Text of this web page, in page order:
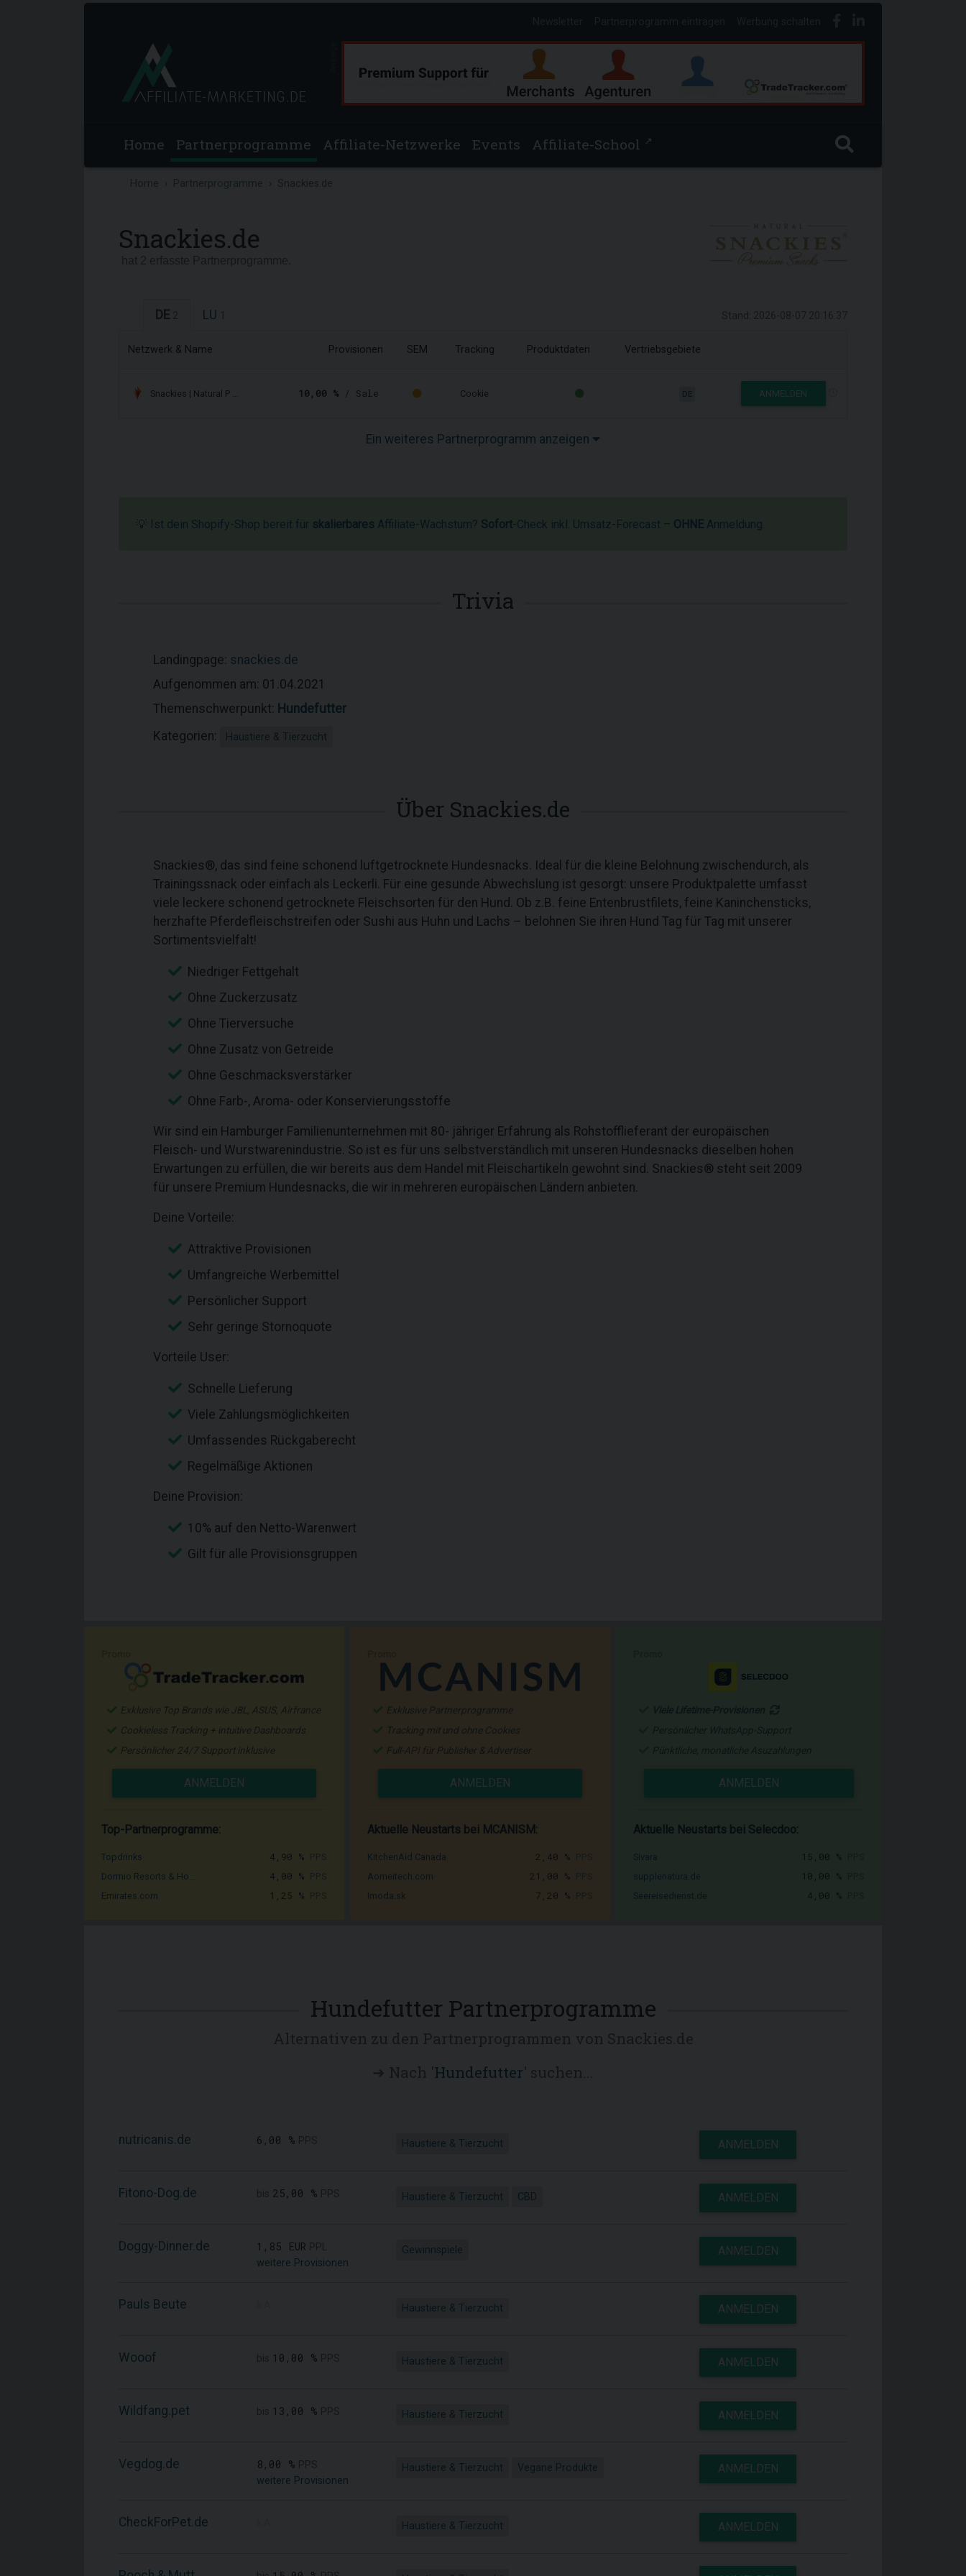
Home Partnerprogramme Affiliate-Netzwerke Events Affiliate-School ↗
Home Partnerprogramme
Snackies.de
DE LU
Netzwerk & Name Provisionen SEM Tracking Produktdaten Vertriebsgebiete
Snackies | Natural P … 10,00 % / Sale Cookie DE ANMELDEN
Ein weiteres Partnerprogramm anzeigen
💡 Ist dein Shopify-Shop bereit für skalierbares Affiliate-Wachstum? Sofort-Check inkl. Umsatz-Forecast – OHNE Anmeldung.
Trivia
Landingpage: snackies.de
Aufgenommen am: 01.04.2021
Themenschwerpunkt: Hundefutter
Kategorien:
Haustiere & Tierzucht
Über Snackies.de
Snackies®, das sind feine schonend luftgetrocknete Hundesnacks. Ideal für die kleine Belohnung zwischendurch, als
Trainingssnack oder einfach als Leckerli. Für eine gesunde Abwechslung ist gesorgt: unsere Produktpalette umfasst
viele leckere schonend getrocknete Fleischsorten für den Hund. Ob z.B. feine Entenbrustfilets, feine Kaninchensticks,
herzhafte Pferdefleischstreifen oder Sushi aus Huhn und Lachs – belohnen Sie ihren Hund Tag für Tag mit unserer
Sortimentsvielfalt!
Niedriger Fettgehalt
Ohne Zuckerzusatz
Ohne Tierversuche
Ohne Zusatz von Getreide
Ohne Geschmacksverstärker
Ohne Farb-, Aroma- oder Konservierungsstoffe
Wir sind ein Hamburger Familienunternehmen mit 80- jähriger Erfahrung als Rohstofflieferant der europäischen
Fleisch- und Wurstwarenindustrie. So ist es für uns selbstverständlich mit unseren Hundesnacks dieselben hohen
Erwartungen zu erfüllen, die wir bereits aus dem Handel mit Fleischartikeln gewohnt sind. Snackies® steht seit 2009
für unsere Premium Hundesnacks, die wir in mehreren europäischen Ländern anbieten.
Deine Vorteile:
Attraktive Provisionen
Umfangreiche Werbemittel
Persönlicher Support
Sehr geringe Stornoquote
Vorteile User:
Schnelle Lieferung
Viele Zahlungsmöglichkeiten
Umfassendes Rückgaberecht
Regelmäßige Aktionen
Deine Provision:
10% auf den Netto-Warenwert
Gilt für alle Provisionsgruppen
Exklusive Top Brands wie JBL, ASUS, Airfrance
Cookieless Tracking + intuitive Dashboards
Persönlicher 24/7 Support inklusive
ANMELDEN
Top-Partnerprogramme:
Topdrinks 4,90 %
Dormio Resorts & Ho... 4,00 %
Emirates.com 1,25 %
Exklusive Partnerprogramme
Tracking mit und ohne Cookies
Full-API für Publisher & Advertiser
ANMELDEN
Aktuelle Neustarts bei MCANISM:
KitchenAid Canada 2,40 %
Aomeitech.com 21,00 %
Imoda.sk 7,20 %
ANMELDEN
Aktuelle Neustarts bei Selecdoo:
15,00 %
10,00 %
4,00 %
Hundefutter Partnerprogramme
Hundefutter
nutricanis.de 6,00 % Haustiere & Tierzucht ANMELDEN
Fitono-Dog.de 25,00 % Haustiere & Tierzucht CBD ANMELDEN
Doggy-Dinner.de 1,85 EUR
weitere Provisionen
Gewinnspiele ANMELDEN
Pauls Beute Haustiere & Tierzucht ANMELDEN
Wooof 10,00 % Haustiere & Tierzucht ANMELDEN
Wildfang.pet 13,00 % Haustiere & Tierzucht ANMELDEN
Vegdog.de 8,00 %
weitere Provisionen
Haustiere & Tierzucht Vegane Produkte ANMELDEN
CheckForPet.de Haustiere & Tierzucht ANMELDEN